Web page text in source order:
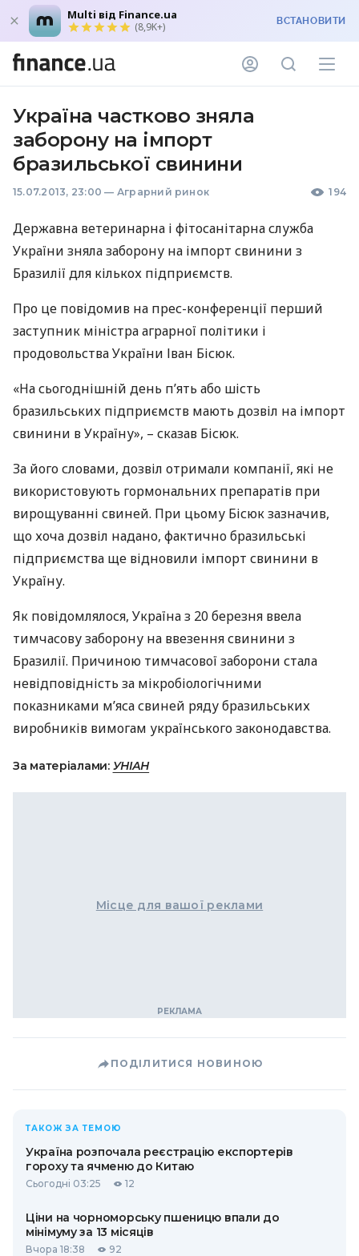
Multi від Finance.ua
(8,9K+) ВСТАНОВИТИ
Україна частково зняла
заборону на імпорт
бразильської свинини
15.07.2013, 23:00 — Аграрний ринок 194
Державна ветеринарна і фітосанітарна служба
України зняла заборону на імпорт свинини з
Бразилії для кількох підприємств.
Про це повідомив на прес-конференції перший
заступник міністра аграрної політики і
продовольства України Іван Бісюк.
«На сьогоднішній день п’ять або шість
бразильських підприємств мають дозвіл на імпорт
свинини в Україну», – сказав Бісюк.
За його словами, дозвіл отримали компанії, які не
використовують гормональних препаратів при
вирощуванні свиней. При цьому Бісюк зазначив,
що хоча дозвіл надано, фактично бразильські
підприємства ще відновили імпорт свинини в
Україну.
Як повідомлялося, Україна з 20 березня ввела
тимчасову заборону на ввезення свинини з
Бразилії. Причиною тимчасової заборони стала
невідповідність за мікробіологічними
показниками м’яса свиней ряду бразильських
виробників вимогам українського законодавства.
За матеріалами: УНІАН
Місце для вашої реклами
ПОДІЛИТИСЯ НОВИНОЮ
ТАКОЖ ЗА ТЕМОЮ
Україна розпочала реєстрацію експортерів
гороху та ячменю до Китаю
Сьогодні 03:25 12
Ціни на чорноморську пшеницю впали до
мінімуму за 13 місяців
Вчора 18:38 92